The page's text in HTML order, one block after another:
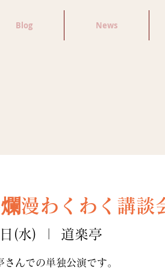
Blog News
漫わくわく講談
(水) 道楽亭
さんでの単独公演です。